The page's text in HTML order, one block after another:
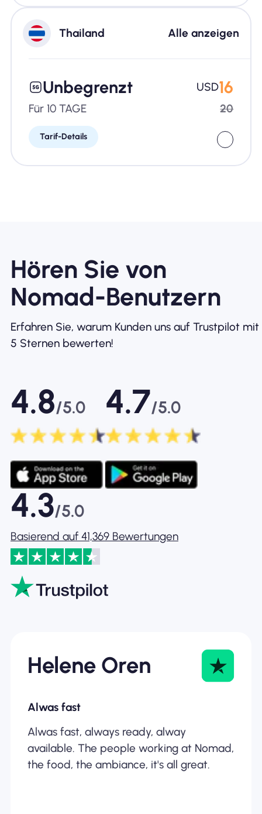
Thailand Alle anzeigen
Unbegrenzt
Für 10 TAGE
Tarif-Details
USD16
20
Hören Sie von
Nomad-Benutzern
Erfahren Sie, warum Kunden uns auf Trustpilot mit
5 Sternen bewerten!
4.8/5.0 4.7/5.0
4.3/5.0
Basierend auf 41,369 Bewertungen
Helene Oren
Alwas fast
Alwas fast, always ready, alway
available. The people working at Nomad,
the food, the ambiance, it's all great.